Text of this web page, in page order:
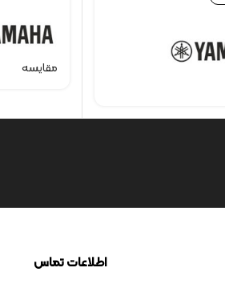
مقایسه
اطلاعات تماس